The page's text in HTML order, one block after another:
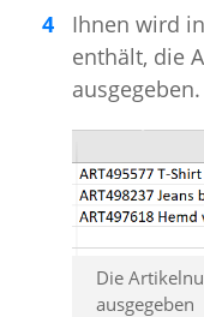
Ihnen wird
enthält, die
ausgegeben.
Die
ausgegeben